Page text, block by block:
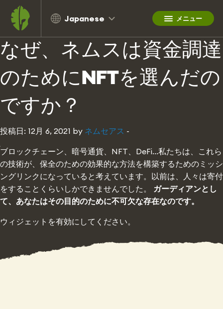
ネムス・アース：ホー
Japanese メニュー
なぜ、ネムスは資金調達
のためにNFTを選んだの
ですか？
投稿日: 12月 6, 2021 by ネムセアス -
ブロックチェーン、暗号通貨、NFT、DeFi...私たちは、これら
の技術が、保全のための効果的な方法を構築するためのミッシ
ングリンクになっていると考えています。以前は、人々は寄付
をすることくらいしかできませんでした。 ガーディアンとし
て、あなたはその目的のために不可欠な存在なのです。
ウィジェットを有効にしてください。